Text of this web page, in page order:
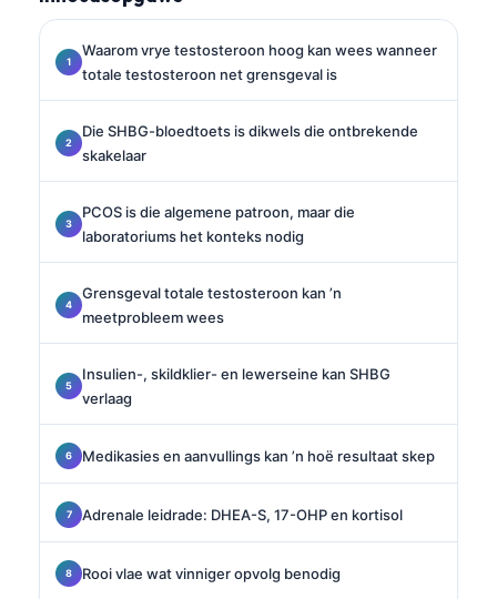
Waarom vrye testosteroon hoog kan wees wanneer
totale testosteroon net grensgeval is
Die SHBG-bloedtoets is dikwels die ontbrekende
skakelaar
PCOS is die algemene patroon, maar die
laboratoriums het konteks nodig
Grensgeval totale testosteroon kan ’n
meetprobleem wees
Insulien-, skildklier- en lewerseine kan SHBG
verlaag
Medikasies en aanvullings kan ’n hoë resultaat skep
Adrenale leidrade: DHEA-S, 17-OHP en kortisol
Rooi vlae wat vinniger opvolg benodig